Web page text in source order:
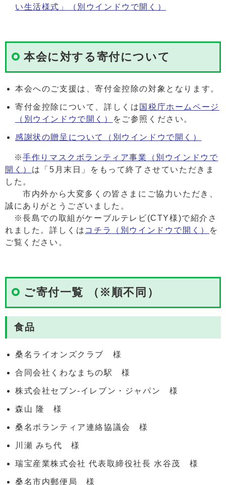
い生活様式」
（別ウインドウで開く）
本会に対する寄付について
本会へのご支援は、寄付金控除の対象となります。
寄付金控除について、詳しくは 国税庁ホームページ
（別ウインドウで開く）
をご参照ください。
感謝状の贈呈について （別ウインドウで開く）
※手作りマスクボランティア事業
（別ウインドウで
開く） は「5月末日」をもって終了させていただきま
した。
市内外から大変多くの皆さまにご協力いただき、
誠にありがとうございました。
※長島での取組がケーブルテレビ(CTY様)で紹介さ
れました。詳しくは コチラ （別ウインドウで開く）
を
ご覧ください。
ご寄付一覧 （※順不同）
食品
桑名ライオンズクラブ 様
合同会社くわなまちの駅 様
株式会社セブン-イレブン・ジャパン 様
森山 隆 様
桑名ボランティア連絡協議会 様
川瀬 みち代 様
瑞宝産業株式会社 代表取締役社長 水谷茂 様
桑名市内郵便局 様